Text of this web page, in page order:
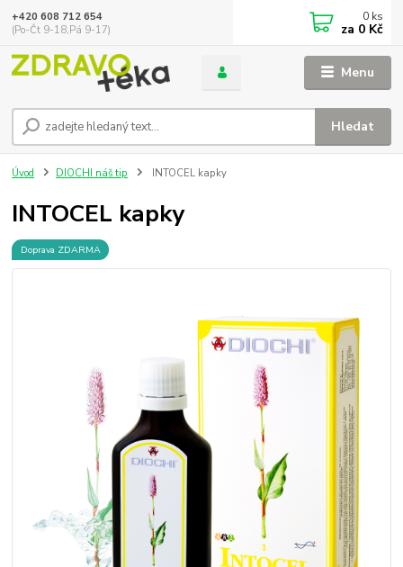
Menu
Hledat
+420 608 712 654
(Po-Čt 9-18,Pá 9-17)
0 ks
za 0 Kč
Úvod DIOCHI náš tip INTOCEL kapky
INTOCEL kapky
Doprava ZDARMA